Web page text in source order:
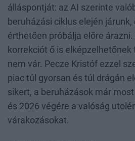
álláspontját: az AI szerinte
beruházási ciklus elején
érthetően próbálja előre
korrekciót ő is
nem vár. Pecze Kristóf ezzel
piac túl gyorsan és túl drágán
sikert, a beruházások már
és 2026 végére a valóság
várakozásokat.